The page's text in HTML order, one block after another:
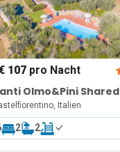
107 pro Nacht
Olmo&Pini Shared
Italien
2 2